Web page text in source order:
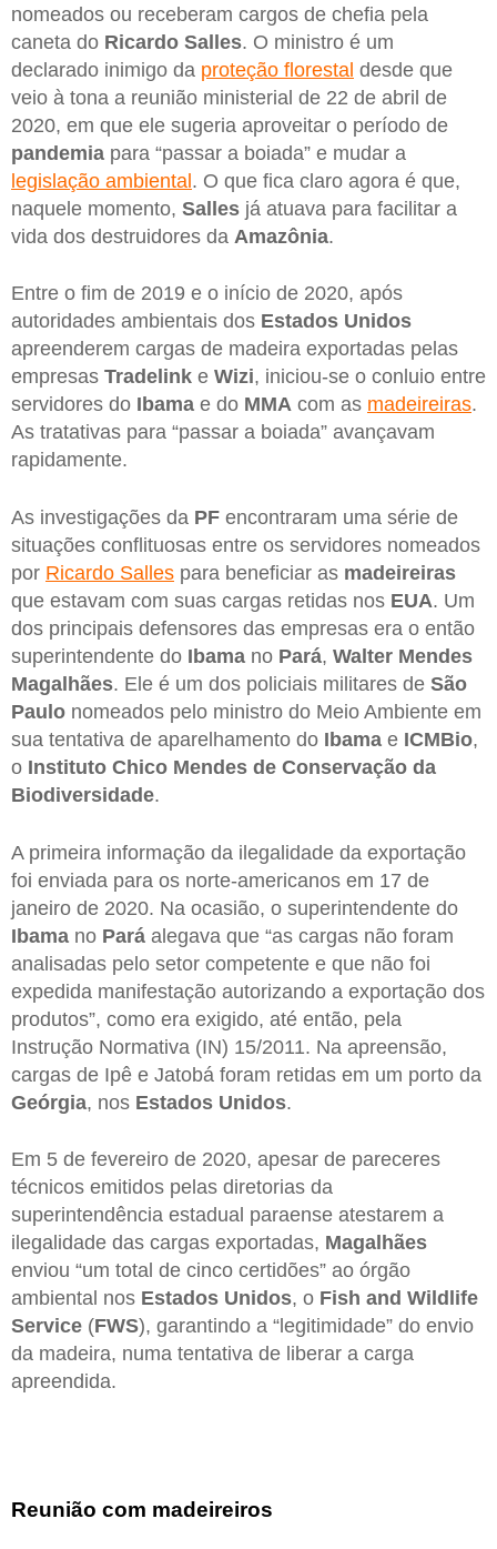
nomeados ou receberam cargos de chefia pela
caneta do Ricardo Salles. O ministro é um
declarado inimigo da proteção florestal desde que
veio à tona a reunião ministerial de 22 de abril de
2020, em que ele sugeria aproveitar o período de
pandemia para “passar a boiada” e mudar a
legislação ambiental. O que fica claro agora é que,
naquele momento, Salles já atuava para facilitar a
vida dos destruidores da Amazônia.
Entre o fim de 2019 e o início de 2020, após
autoridades ambientais dos Estados Unidos
apreenderem cargas de madeira exportadas pelas
empresas Tradelink e Wizi, iniciou-se o conluio entre
servidores do Ibama e do MMA com as madeireiras.
As tratativas para “passar a boiada” avançavam
rapidamente.
As investigações da PF encontraram uma série de
situações conflituosas entre os servidores nomeados
por Ricardo Salles para beneficiar as madeireiras
que estavam com suas cargas retidas nos EUA. Um
dos principais defensores das empresas era o então
superintendente do Ibama no Pará, Walter Mendes
Magalhães. Ele é um dos policiais militares de São
Paulo nomeados pelo ministro do Meio Ambiente em
sua tentativa de aparelhamento do Ibama e ICMBio,
o Instituto Chico Mendes de Conservação da
Biodiversidade.
A primeira informação da ilegalidade da exportação
foi enviada para os norte-americanos em 17 de
janeiro de 2020. Na ocasião, o superintendente do
Ibama no Pará alegava que “as cargas não foram
analisadas pelo setor competente e que não foi
expedida manifestação autorizando a exportação dos
produtos”, como era exigido, até então, pela
Instrução Normativa (IN) 15/2011. Na apreensão,
cargas de Ipê e Jatobá foram retidas em um porto da
Geórgia, nos Estados Unidos.
Em 5 de fevereiro de 2020, apesar de pareceres
técnicos emitidos pelas diretorias da
superintendência estadual paraense atestarem a
ilegalidade das cargas exportadas, Magalhães
enviou “um total de cinco certidões” ao órgão
ambiental nos Estados Unidos, o Fish and Wildlife
Service (FWS), garantindo a “legitimidade” do envio
da madeira, numa tentativa de liberar a carga
apreendida.
Reunião com madeireiros